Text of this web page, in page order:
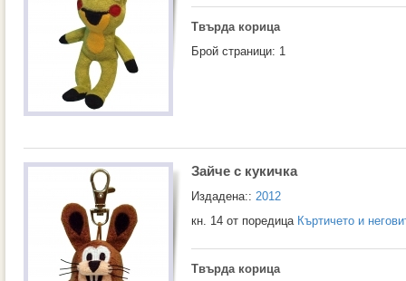
Твърда корица
Брой страници: 1
Зайче с кукичка
Издадена:: 2012
кн. 14 от поредица Къртичето и
Твърда корица